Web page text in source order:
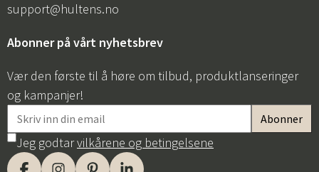
support@hultens.no
Abonner på vårt nyhetsbrev
Vær den første til å høre om tilbud, produktlanseringer
og kampanjer!
Jeg godtarvilkårene og betingelsene